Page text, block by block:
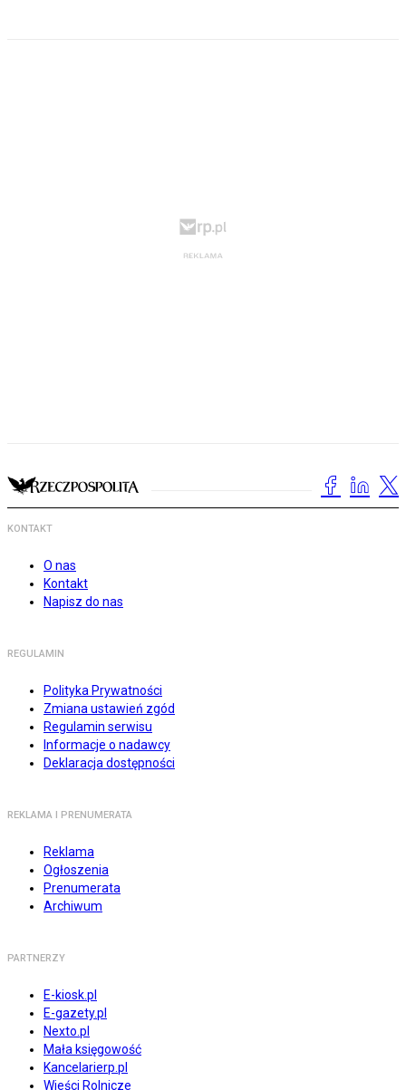
KONTAKT
O nas
Kontakt
Napisz do nas
REGULAMIN
Polityka Prywatności
Zmiana ustawień zgód
Regulamin serwisu
Informacje o nadawcy
Deklaracja dostępności
REKLAMA I PRENUMERATA
Reklama
Ogłoszenia
Prenumerata
Archiwum
PARTNERZY
E-kiosk.pl
E-gazety.pl
Nexto.pl
Mała księgowość
Kancelarierp.pl
Wieści Rolnicze